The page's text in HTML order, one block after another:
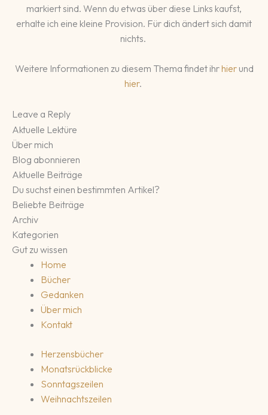
markiert sind. Wenn du etwas über diese Links kaufst,
erhalte ich eine kleine Provision. Für dich ändert sich damit
nichts.
Weitere Informationen zu diesem Thema findet ihrhierund
hier.
Leave a Reply
Aktuelle Lektüre
Über mich
Blog abonnieren
Aktuelle Beiträge
Du suchst einen bestimmten Artikel?
Beliebte Beiträge
Archiv
Kategorien
Gut zu wissen
Home
Bücher
Gedanken
Über mich
Kontakt
Herzensbücher
Monatsrückblicke
Sonntagszeilen
Weihnachtszeilen